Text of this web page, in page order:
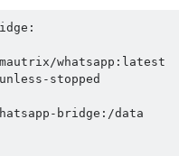
whatsapp:latest